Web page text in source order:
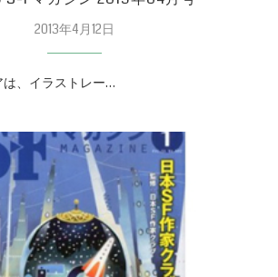
2013年4月12日
、イラストレー…